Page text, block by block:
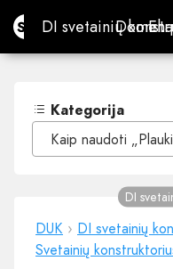
Site.proDI svetainių
DI svetainių El.
El.
Kategorija
Kaip naudoti
DUK › DI svetainių
Svetainių
DI